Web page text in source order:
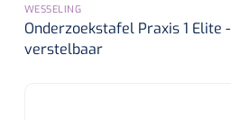
WESSELING
Onderzoekstafel Praxis 1 Elite
verstelbaar